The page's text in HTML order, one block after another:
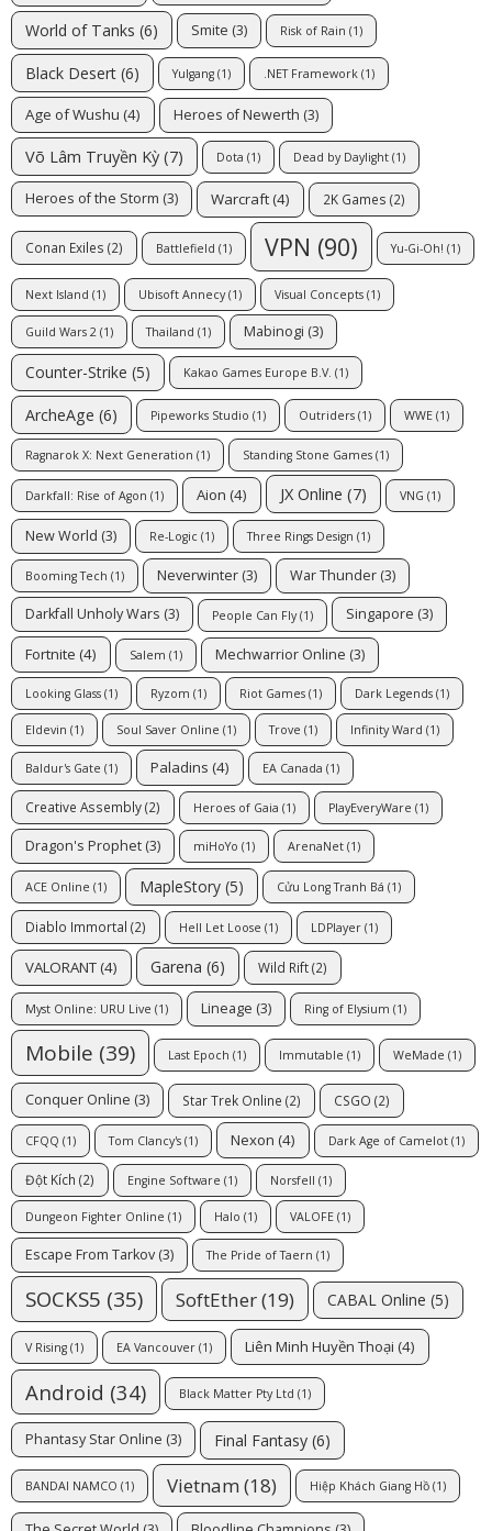
World of Tanks (6) Smite (3) Risk of Rain (1)
Black Desert (6) Yulgang (1) .NET Framework (1)
Age of Wushu (4) Heroes of Newerth (3)
Võ Lâm Truyền Kỳ (7) Dota (1) Dead by Daylight (1)
Heroes of the Storm (3) Warcraft (4) 2K Games (2)
Conan Exiles (2) Battlefield (1) VPN (90) Yu-Gi-Oh! (1)
Next Island (1) Ubisoft Annecy(1) Visual Concepts (1)
Guild Wars 2 (1) Thailand (1) Mabinogi (3)
Counter-Strike (5) Kakao Games Europe B.V. (1)
ArcheAge (6) Pipeworks Studio (1) Outriders (1) WWE (1)
Ragnarok X: Next Generation (1) Standing Stone Games (1)
Darkfall: Rise of Agon (1) Aion (4) JX Online (7) VNG (1)
New World (3) Re-Logic (1) Three Rings Design (1)
Booming Tech (1) Neverwinter (3) War Thunder (3)
Darkfall Unholy Wars (3) People Can Fly(1) Singapore (3)
Fortnite (4) Salem (1) Mechwarrior Online (3)
Looking Glass (1) Ryzom (1) Riot Games (1) Dark Legends (1)
Eldevin (1) Soul Saver Online (1) Trove (1) Infinity Ward (1)
Baldur's Gate (1) Paladins (4) EA Canada (1)
Creative Assembly(2) Heroes of Gaia (1) PlayEveryWare (1)
Dragon's Prophet (3) miHoYo (1) ArenaNet (1)
ACE Online (1) MapleStory (5) Cửu Long Tranh Bá (1)
Diablo Immortal (2) Hell Let Loose (1) LDPlayer (1)
VALORANT (4) Garena (6) Wild Rift(2)
Myst Online: URU Live (1) Lineage (3) Ring of Elysium (1)
Mobile (39) Last Epoch (1) Immutable (1) WeMade (1)
Conquer Online (3) Star Trek Online (2) CSGO (2)
CFQQ (1) Tom Clancy's (1) Nexon (4) Dark Age of Camelot (1)
Đột Kích (2) Engine Software (1) Norsfell (1)
Dungeon Fighter Online (1) Halo (1) VALOFE (1)
Escape From Tarkov (3) The Pride of Taern (1)
SOCKS5 (35) SoftEther(19) CABAL Online (5)
V Rising (1) EA Vancouver (1) Liên Minh Huyền Thoại (4)
Android (34) Black Matter Pty Ltd (1)
Phantasy Star Online (3) Final Fantasy (6)
BANDAI NAMCO (1) Vietnam (18) Hiệp Khách Giang Hồ (1)